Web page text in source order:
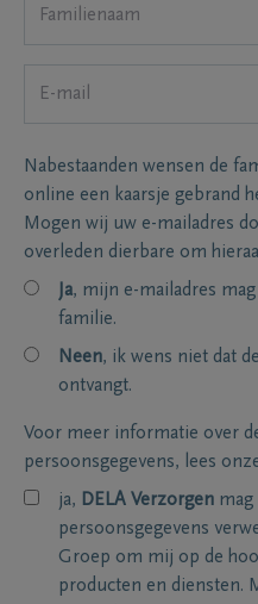
Nabestaanden wensen de
online een kaarsje gebrand
Mogen wij uw e-mailadres
overleden dierbare om
Ja, mijn e-mailadres
familie.
Neen, ik wens niet dat
ontvangt.
Voor meer informatie over
persoonsgegevens, lees
ja, DELA Verzorgen
persoonsgegevens
Groep om mij op de
producten en diensten.